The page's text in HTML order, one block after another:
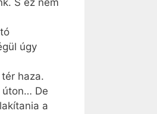
S ez nem
úgy
haza.
úton… De
a